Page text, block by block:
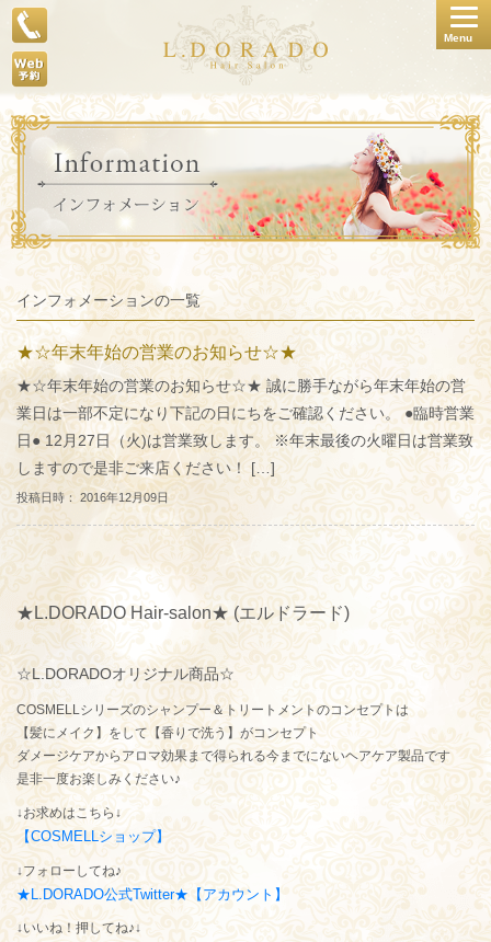
Menu
インフォメーションの一覧
★☆年末年始の営業のお知らせ☆★
★☆年末年始の営業のお知らせ☆★ 誠に勝手ながら年末年始の営
業日は一部不定になり下記の日にちをご確認ください。 ●臨時営業
日● 12月27日（火)は営業致します。 ※年末最後の火曜日は営業致
しますので是非ご来店ください！ […]
投稿日時： 2016年12月09日
★L.DORADO Hair-salon★ (エルドラード)
☆L.DORADOオリジナル商品☆
COSMELLシリーズのシャンプー＆トリートメントのコンセプトは
【髪にメイク】をして【香りで洗う】がコンセプト
ダメージケアからアロマ効果まで得られる今までにないヘアケア製品です
是非一度お楽しみください♪
↓お求めはこちら↓
【COSMELLショップ】
↓フォローしてね♪
★L.DORADO公式Twitter★【アカウント】
↓いいね！押してね♪↓